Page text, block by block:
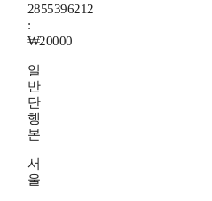
2855396212
:
₩20000
일
반
단
행
본
서
울